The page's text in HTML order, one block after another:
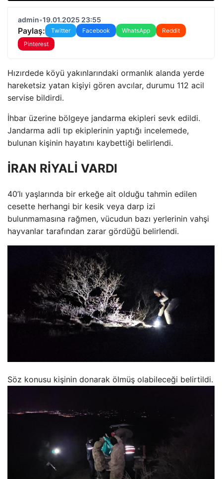
admin•19.01.2025 23:55
Paylaş: Twitter Facebook WhatsApp
Reddit
Pinterest
Hızırdede köyü yakınlarındaki ormanlık alanda yerde
hareketsiz yatan kişiyi gören avcılar, durumu 112 acil
servise bildirdi.
İhbar üzerine bölgeye jandarma ekipleri sevk edildi.
Jandarma adli tıp ekiplerinin yaptığı incelemede,
bulunan kişinin hayatını kaybettiği belirlendi.
İRAN RİYALİ VARDI
40’lı yaşlarında bir erkeğe ait olduğu tahmin edilen
cesette herhangi bir kesik veya darp izi
bulunmamasına rağmen, vücudun bazı yerlerinin vahşi
hayvanlar tarafından zarar gördüğü belirlendi.
Söz konusu kişinin donarak ölmüş olabileceği belirtildi.